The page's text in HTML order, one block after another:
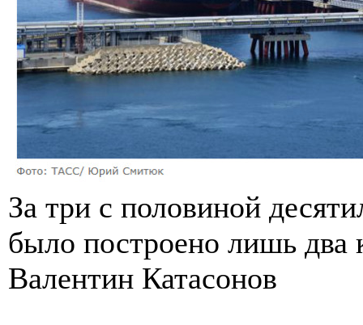
За три с половиной
было построено лишь
Валентин Катасонов